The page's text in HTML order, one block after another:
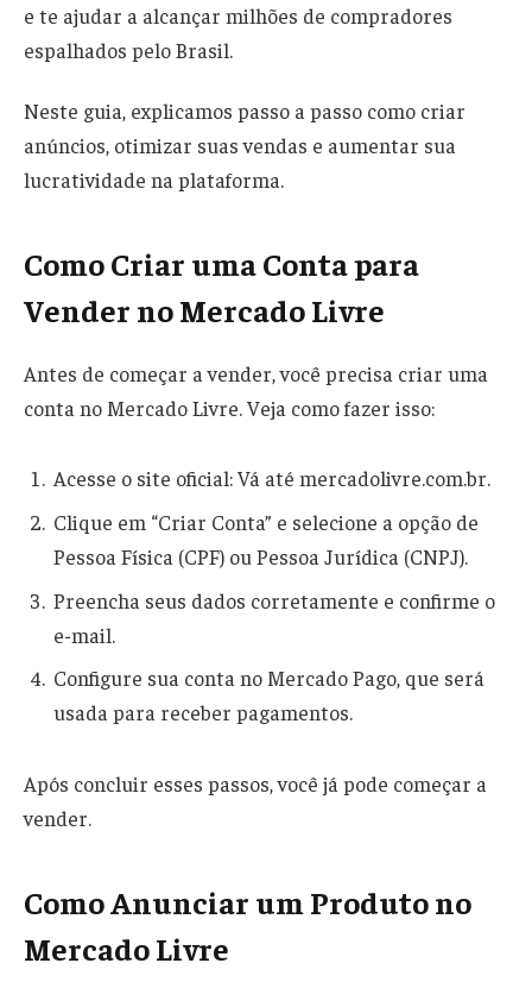
e te ajudar a alcançar milhões de compradores
espalhados pelo Brasil.
Neste guia, explicamos passo a passo como criar
anúncios, otimizar suas vendas e aumentar sua
lucratividade na plataforma.
Como Criar uma Conta para
Vender no Mercado Livre
Antes de começar a vender, você precisa criar uma
conta no Mercado Livre. Veja como fazer isso:
Acesse o site oficial: Vá até mercadolivre.com.br.
Clique em “Criar Conta” e selecione a opção de
Pessoa Física (CPF) ou Pessoa Jurídica (CNPJ).
Preencha seus dados corretamente e confirme o
e-mail.
Configure sua conta no Mercado Pago, que será
usada para receber pagamentos.
Após concluir esses passos, você já pode começar a
vender.
Como Anunciar um Produto no
Mercado Livre